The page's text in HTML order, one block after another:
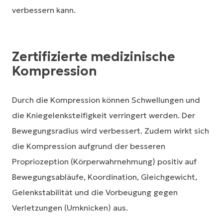
verbessern kann.
Zertifizierte medizinische
Kompression
Durch die Kompression können Schwellungen und
die Kniegelenksteifigkeit verringert werden. Der
Bewegungsradius wird verbessert. Zudem wirkt sich
die Kompression aufgrund der besseren
Propriozeption (Körperwahrnehmung) positiv auf
Bewegungsabläufe, Koordination, Gleichgewicht,
Gelenkstabilität und die Vorbeugung gegen
Verletzungen (Umknicken) aus.